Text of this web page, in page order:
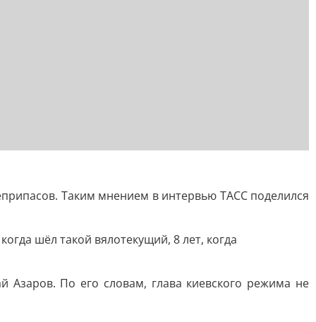
Таким мнением в интервью ТАСС поделился
шёл такой вялотекущий, 8 лет, когда
По его словам, глава киевского режима не